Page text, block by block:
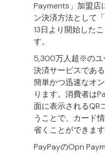
Payments」加盟店
ン決済方法として
13日より開始した
す。
5,300万人超※のユ
決済サービスであ
簡単かつ迅速なオ
ります。消費者は
面に表示されるQR
うことで、カード
省くことができます
PayPayのOpn